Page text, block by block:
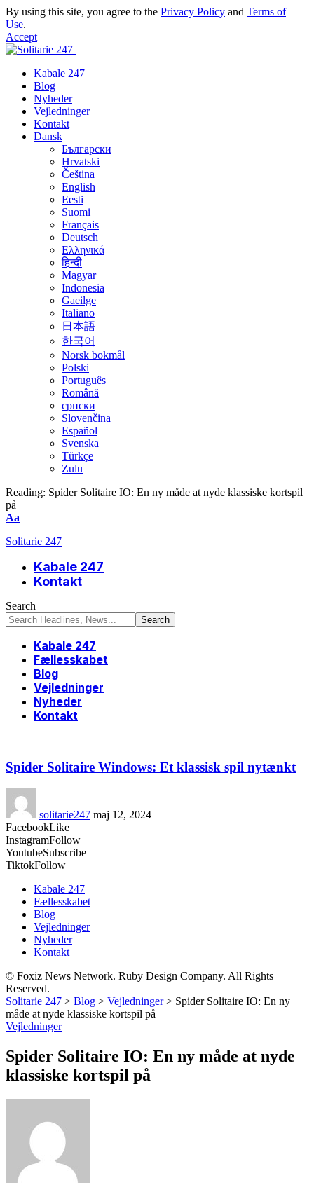
By using this site, you agree to the Privacy Policy and Terms of
Use.
Accept
Kabale 247
Blog
Nyheder
Vejledninger
Kontakt
Dansk
Български
Hrvatski
Čeština
English
Eesti
Suomi
Français
Deutsch
Ελληνικά
हिन्दी
Magyar
Indonesia
Gaeilge
Italiano
日本語
한국어
Norsk bokmål
Polski
Português
Română
српски
Slovenčina
Español
Svenska
Türkçe
Zulu
Reading: Spider Solitaire IO: En ny måde at nyde klassiske kortspil
på
Font
Aa
Solitarie 247
Kabale 247
Kontakt
Search
Kabale 247
Fællesskabet
Blog
Vejledninger
Nyheder
Kontakt
Spider Solitaire Windows: Et klassisk spil nytænkt
solitarie247 maj 12, 2024
FacebookLike
InstagramFollow
YoutubeSubscribe
TiktokFollow
Kabale 247
Fællesskabet
Blog
Vejledninger
Nyheder
Kontakt
© Foxiz News Network. Ruby Design Company. All Rights
Reserved.
Solitarie 247 > Blog > Vejledninger> Spider Solitaire IO: En ny
måde at nyde klassiske kortspil på
Vejledninger
Spider Solitaire IO: En ny måde at nyde
klassiske kortspil på